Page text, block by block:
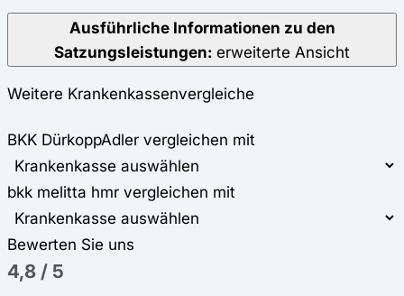
Ausführliche Informationen zu den
Satzungsleistungen: erweiterte Ansicht
Weitere Krankenkassenvergleiche
BKK DürkoppAdler vergleichen mit
bkk melitta hmr vergleichen mit
Bewerten Sie uns
4,8 / 5